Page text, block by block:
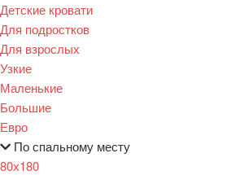
Детские кровати
Для подростков
Для взрослых
Узкие
Маленькие
Большие
Евро
По спальному месту
80х180